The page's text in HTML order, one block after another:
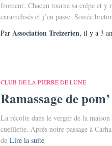
froment. Chacun tourne sa crêpe et y
caramélisés et j’en passe. Soirée
Par Association Treizerien, il y a 3
CLUB DE LA PIERRE DE LUNE
Ramassage de
La récolte dans le verger de la
cueillette. Après notre passage à
de Lire la suite